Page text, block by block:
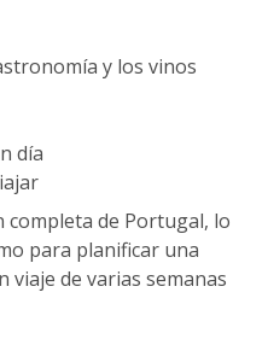
y los vinos
día
completa de Portugal, lo
para planificar una
viaje de varias semanas